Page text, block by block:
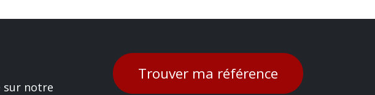
sur notre
Trouver ma référence